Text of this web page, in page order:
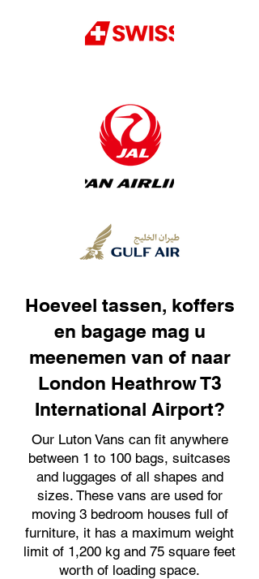
Hoeveel tassen, koffers
en bagage mag u
meenemen van of naar
London Heathrow T3
International Airport?
Our Luton Vans can fit anywhere
between 1 to 100 bags, suitcases
and luggages of all shapes and
sizes. These vans are used for
moving 3 bedroom houses full of
furniture, it has a maximum weight
limit of 1,200 kg and 75 square feet
worth of loading space.